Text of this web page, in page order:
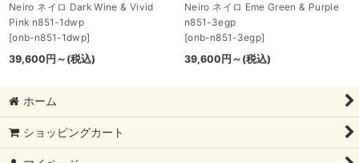
Neiro ネイロ Dark Wine & Vivid
Pink n851-1dwp
[onb-n851-1dwp]
39,600 円 ～ (税込)
Neiro ネイロ Eme Green & Purple
n851-3egp
[onb-n851-3egp]
39,600 円 ～ (税込)
ホーム
ショッピングカート